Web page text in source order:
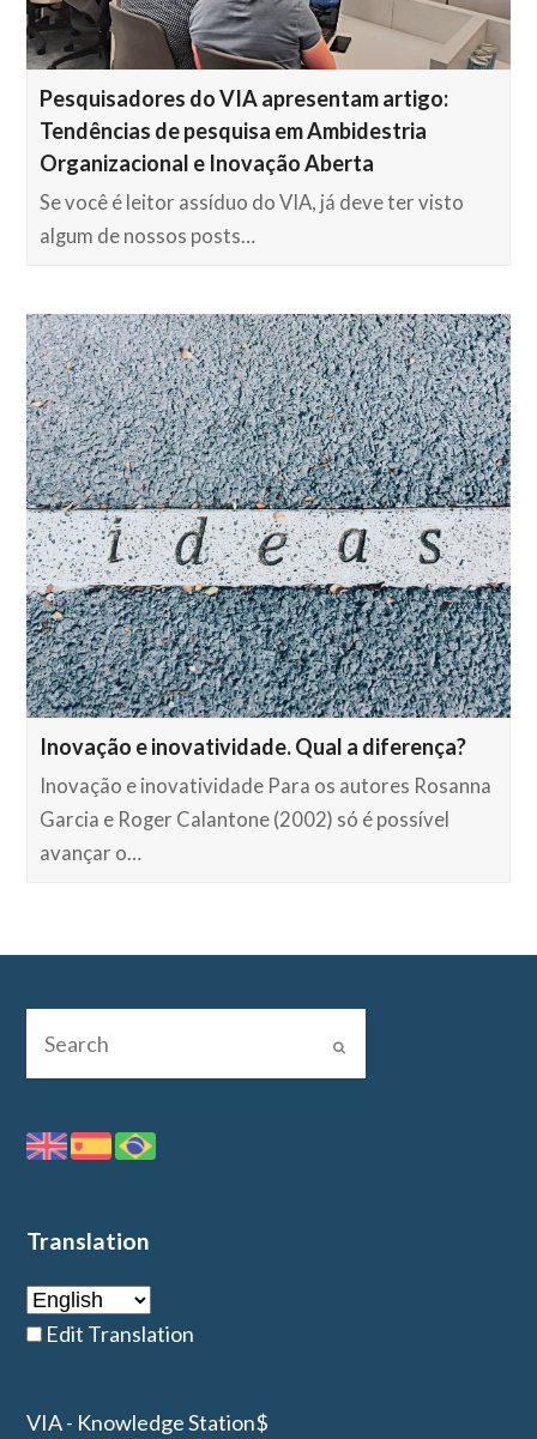
Pesquisadores do VIA apresentam artigo:
Tendências de pesquisa em Ambidestria
Organizacional e Inovação Aberta
Se você é leitor assíduo do VIA, já deve ter visto
algum de nossos posts…
Inovação e inovatividade. Qual a diferença?
Inovação e inovatividade Para os autores Rosanna
Garcia e Roger Calantone (2002) só é possível
avançar o…
Translation
Edit Translation
VIA - Knowledge Station$